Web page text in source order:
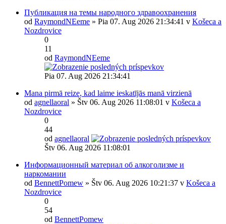
Публикация на темы народного здравоохранения
od RaymondNEeme » Pia 07. Aug 2026 21:34:41 v Košeca a
Nozdrovice
0
11
od RaymondNEeme
Pia 07. Aug 2026 21:34:41
Mana pirmā reize, kad laime ieskatījās manā virzienā
od agnellaoral » Štv 06. Aug 2026 11:08:01 v Košeca a
Nozdrovice
0
44
od agnellaoral
Štv 06. Aug 2026 11:08:01
Информационный материал об алкоголизме и
наркомании
od BennettPomew » Štv 06. Aug 2026 10:21:37 v Košeca a
Nozdrovice
0
54
od BennettPomew